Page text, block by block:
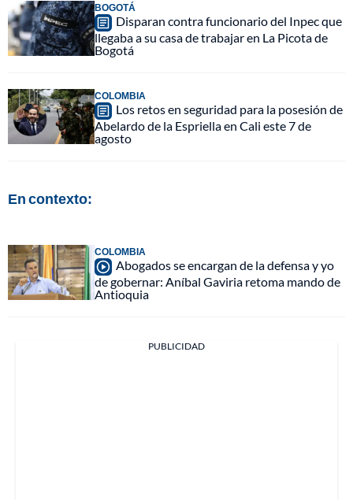
BOGOTÁ
Disparan contra funcionario del Inpec que
llegaba a su casa de trabajar en La Picota de
Bogotá
COLOMBIA
Los retos en seguridad para la posesión de
Abelardo de la Espriella en Cali este 7 de
agosto
En contexto:
COLOMBIA
Abogados se encargan de la defensa y yo
de gobernar: Aníbal Gaviria retoma mando de
Antioquia
PUBLICIDAD